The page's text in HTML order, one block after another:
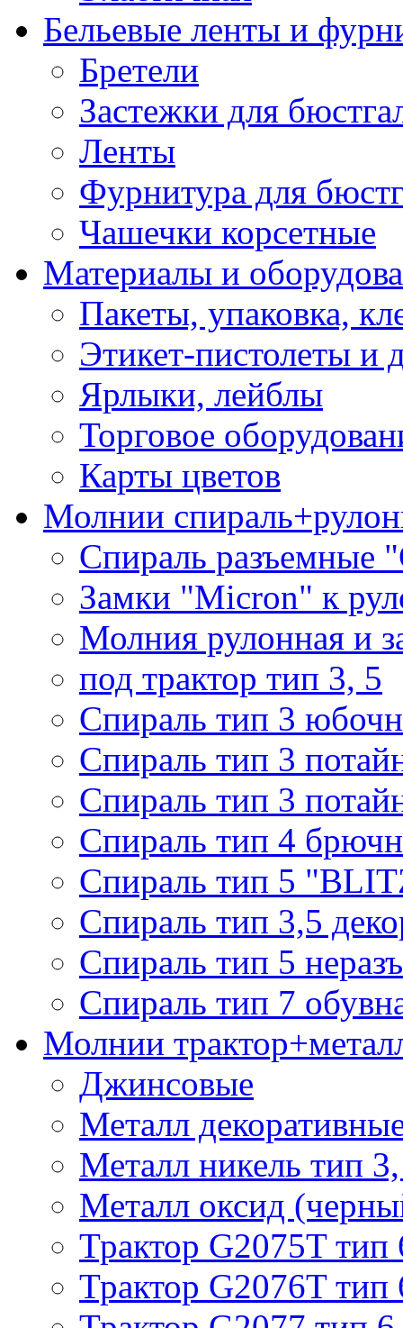
Бельевые ленты и
Бретели
Застежки для
Ленты
Фурнитура для
Чашечки корсетные
Материалы и
Пакеты, упаковка,
Этикет-пистолеты и
Ярлыки, лейблы
Торговое
Карты цветов
Молнии
Спираль разъемные
Замки "Micron" к
Молния рулонная и
под трактор тип 3, 5
Спираль тип 3
Спираль тип 3
Спираль тип 3
Спираль тип 4
Спираль тип 5
Спираль тип 3,5
Спираль тип 5
Спираль тип 7
Молнии
Джинсовые
Металл
Металл никель тип
Металл оксид
Трактор G2075T тип
Трактор G2076T тип